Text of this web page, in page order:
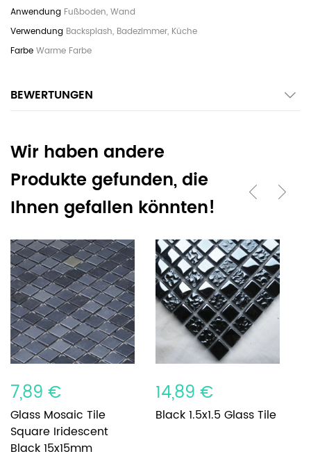
Fußboden, Wand
Backsplash, Badezimmer, Küche
Warme Farbe
BEWERTUNGEN
Wir haben andere
Produkte gefunden, die
Ihnen gefallen könnten!
7,89 €
Glass Mosaic Tile
Square Iridescent
Black 15x15mm
14,89 €
Black 1.5x1.5 Glass Tile